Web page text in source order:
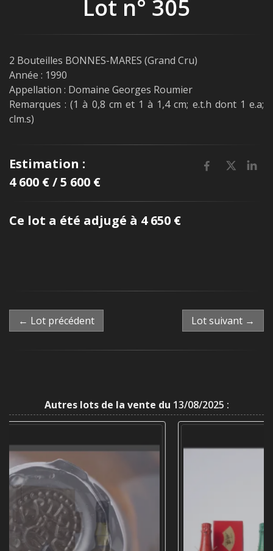
Lot n° 305
2 Bouteilles BONNES-MARES (Grand Cru)
Année : 1990
Appellation : Domaine Georges Roumier
Remarques : (1 à 0,8 cm et 1 à 1,4 cm; e.t.h dont 1 e.a;
clm.s)
Estimation :
4 600 € / 5 600 €
Ce lot a été adjugé à 4 650 €
← Lot précédent Lot suivant →
Autres lots de la vente du 13/08/2025 :